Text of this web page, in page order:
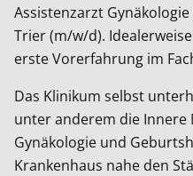
Assistenzarzt
Trier (m/w/d).
erste Vorerfahrung im
Das Klinikum selbst
unter anderem die Innere
Gynäkologie und
Krankenhaus nahe den